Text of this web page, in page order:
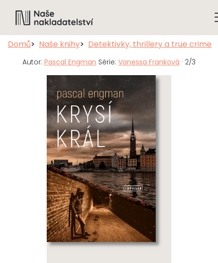
Domů Naše knihy Detektivky, thrillery a true crime
Autor: Pascal Engman Série: Vanessa Franková · 2/3